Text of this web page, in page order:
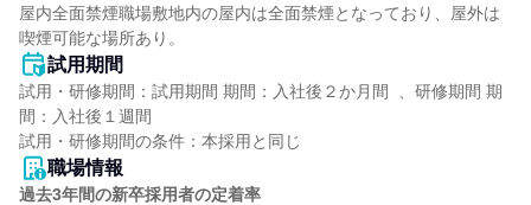
屋内全面禁煙職場敷地内の屋内は全面禁煙となっており、屋外は
喫煙可能な場所あり。
試用期間
試用・研修期間：試用期間 期間：入社後２か月間  、研修期間 期
間：入社後１週間
職場情報
過去3年間の新卒採用者の定着率